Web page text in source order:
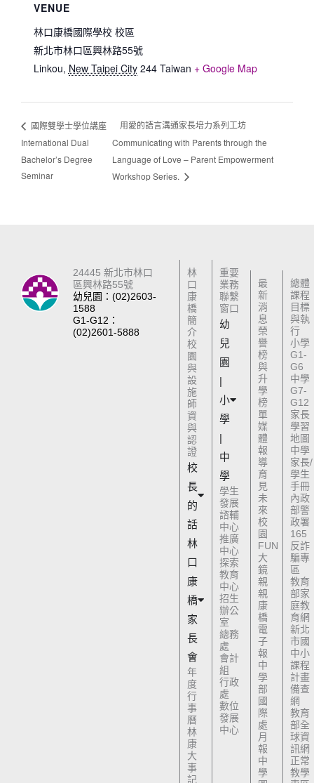
VENUE
林口康橋國際學校 校區
新北市林口區興林路55號
Linkou, New Taipei City 244 Taiwan + Google Map
國際雙學士學位講座
International Dual
Bachelor’s Degree
Seminar
用愛的語言溝通家長培力系列工坊
Communicating with Parents through the
Language of Love – Parent Empowerment
Workshop Series.
24445 新北市林口
區興林路55號
幼兒園：(02)2603-
1588
G1-G12：
(02)2601-5888
林
口
康
橋
簡
介
校
園
與
設
施
師
資
與
認
證
校
長
的
話
林
口
康
橋
家
長
會
年
度
行
事
曆
林
康
大
事
記
重要
業務
聯繫
窗口
幼
兒
園
|
小
學
|
中
學
學生
發展
諮輔
中心
推廣
中心
探索
教育
中心
招生
辦公
室
總務
處
會計
組
行政
處
數位
發展
中心
最
新
消
息
榮
譽
榜
與
升
學
榜
單
媒
體
報
導
育
見
未
來
校
園
FUN
大
鏡
親
親
康
橋
電
子
報
中
學
部
國
際
處
月
報
中
學
總體
課程
目標
與執
行
小學
G1-
G6
中學
G7-
G12
家長
學習
地圖
中學
家長/
學生
手冊
內政
部警
政署
165
反詐
騙專
區
教育
部家
庭教
育網
新北
市國
中小
課程
計畫
備查
網
教育
部全
球資
訊網
正常
教學